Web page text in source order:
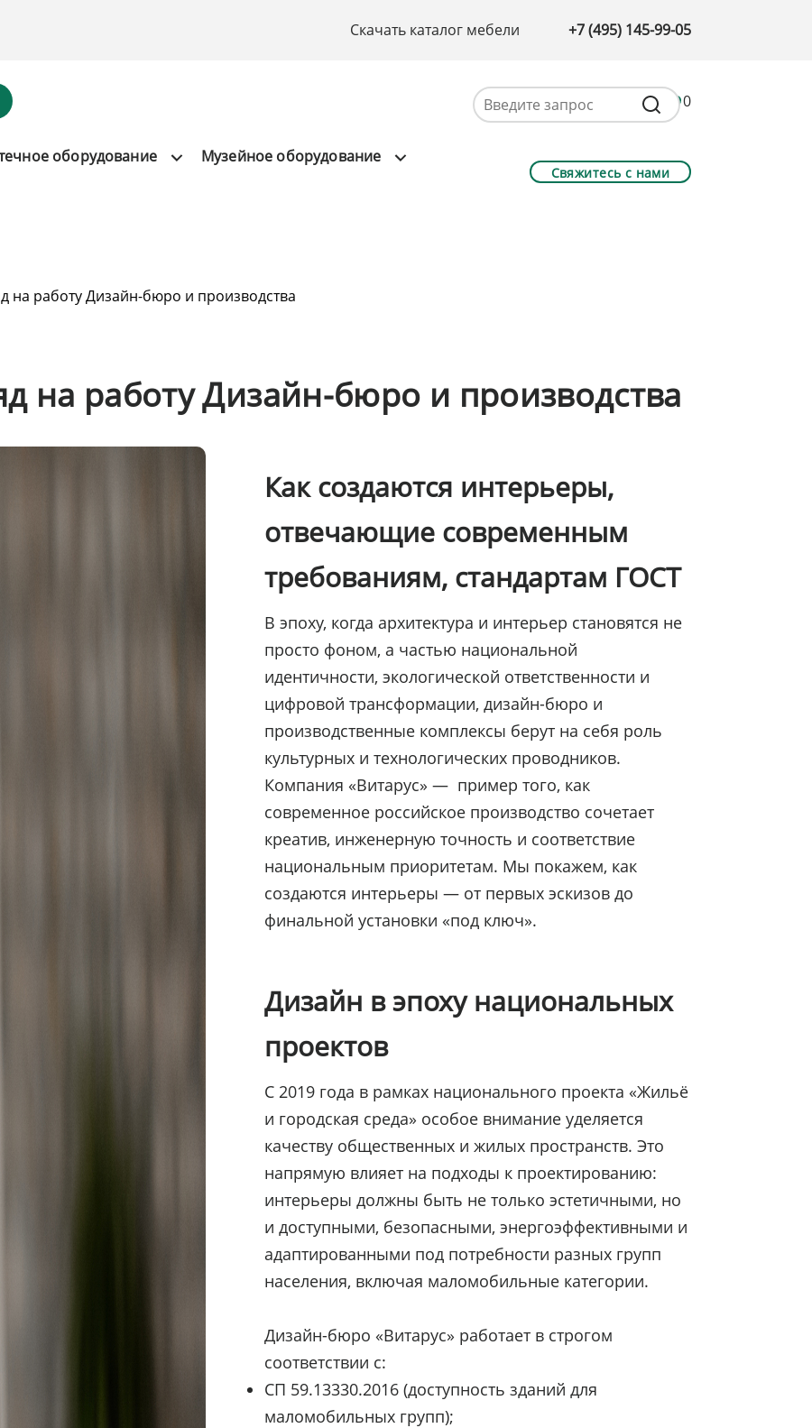
Скачать каталог мебели +7 (495) 145-99-05
0
оборудование
Музейное оборудование
Свяжитесь с нами
на работу Дизайн-бюро и производства
на работу Дизайн-бюро и производства
Как создаются интерьеры,
отвечающие современным
требованиям, стандартам ГОСТ
В эпоху, когда архитектура и интерьер становятся не
просто фоном, а частью национальной
идентичности, экологической ответственности и
цифровой трансформации, дизайн-бюро и
производственные комплексы берут на себя роль
культурных и технологических проводников.
Компания «Витарус» — пример того, как
современное российское производство сочетает
креатив, инженерную точность и соответствие
национальным приоритетам. Мы покажем, как
создаются интерьеры — от первых эскизов до
финальной установки «под ключ».
Дизайн в эпоху национальных
проектов
С 2019 года в рамках национального проекта «Жильё
и городская среда» особое внимание уделяется
качеству общественных и жилых пространств. Это
напрямую влияет на подходы к проектированию:
интерьеры должны быть не только эстетичными, но
и доступными, безопасными, энергоэффективными и
адаптированными под потребности разных групп
населения, включая маломобильные категории.
Дизайн-бюро «Витарус» работает в строгом
соответствии с:
СП 59.13330.2016 (доступность зданий для
маломобильных групп);